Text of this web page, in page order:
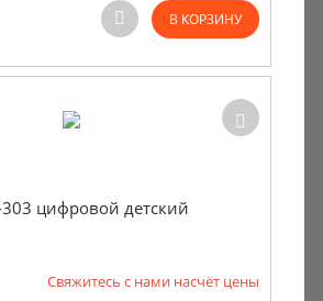
В КОРЗИНУ
цифровой детский
Свяжитесь с нами насчёт цены